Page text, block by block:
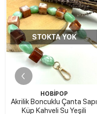
STOKTA YOK
HOBİPOP
Akrilik Boncuklu Çanta Sapı
Küp Kahveli Su Yeşili